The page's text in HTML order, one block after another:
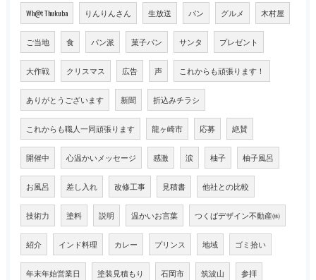
Wh@t Thukuba りんりんさん 生放送 パン グルメ 木村屋
ご当地 食 パン派 菓子パン サンタ プレゼント
大作戦 クリスマス 広告 声 これからも頑張ります！
ありがとうございます 新聞 折込みチラシ
これからも職人一同頑張ります 龍ヶ崎市 応募 絶賛
開催中 心温かいメッセージ 感激 涙 柚子 柚子風呂
お風呂 差し入れ 改修工事 見積書 他社との比較
技術力 塗料 説明 温かいお言葉 つくばデザイン不動産㈱
紹介 インド料理 カレー プリンス 地域 ゴミ拾い
年末年始営業日 塗装見積もり 石岡市 筑波山 参拝